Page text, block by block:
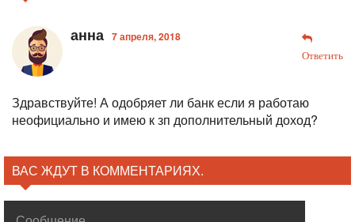
анна 7 апреля, 2018
Ответить
Здравствуйте! А одобряет ли банк если я работаю
неофициально и имею к зп дополнительный доход?
ВАС ЖДУТ В КОММЕНТАРИЯХ.